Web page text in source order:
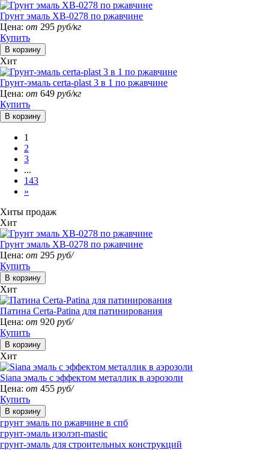
Грунт эмаль ХВ-0278 по ржавчине
Цена: от 295 руб/кг
Купить
Хит
Грунт-эмаль certa-plast 3 в 1 по ржавчине
Цена: от 649 руб/кг
Купить
1
2
3
...
143
»
Хиты продаж
Хит
Грунт эмаль ХВ-0278 по ржавчине
Цена: от 295 руб/
Купить
Хит
Патина Certa-Patina для патинирования
Цена: от 920 руб/
Купить
Хит
Siana эмаль с эффектом металлик в аэрозоли
Цена: от 455 руб/
Купить
грунт эмаль по ржавчине в спб
грунт-эмаль изолэп-mastic
грунт-эмаль для строительных конструкций